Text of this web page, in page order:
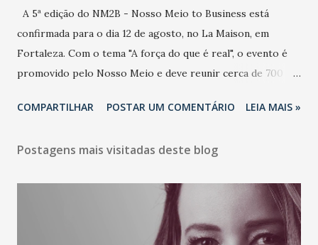
A 5ª edição do NM2B - Nosso Meio to Business está
confirmada para o dia 12 de agosto, no La Maison, em
Fortaleza. Com o tema "A força do que é real", o evento é
promovido pelo Nosso Meio e deve reunir cerca de 700
e lideranças do Mercado Nacional. Desde 2022, o NM2B
de negócios do Nordeste, reunindo profissionais de marcas
LinkedIn, VISA, Grupo 3corações, TikTok e M. Dias Branco.
A nova edição chega em um momento em que autenticidade
e consistência ganham peso nas conversas sobre marca,
COMPARTILHAR POSTAR UM COMENTÁRIO LEIA MAIS »
Postagens mais visitadas deste blog